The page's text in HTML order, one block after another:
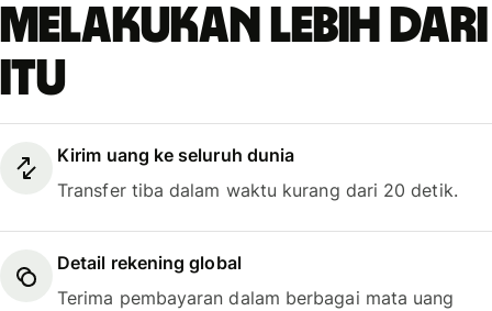
melakukan lebih dari
itu
Kirim uang ke seluruh dunia
Transfer tiba dalam waktu kurang dari 20 detik.
Detail rekening global
Terima pembayaran dalam berbagai mata uang